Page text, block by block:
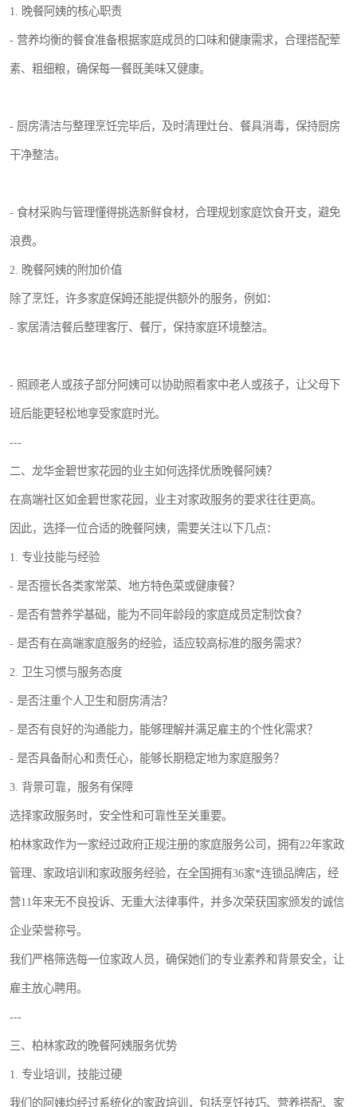
1. 晚餐阿姨的核心职责
- 营养均衡的餐食准备根据家庭成员的口味和健康需求，合理搭配荤
素、粗细粮，确保每一餐既美味又健康。
- 厨房清洁与整理烹饪完毕后，及时清理灶台、餐具消毒，保持厨房
干净整洁。
- 食材采购与管理懂得挑选新鲜食材，合理规划家庭饮食开支，避免
浪费。
2. 晚餐阿姨的附加价值
除了烹饪，许多家庭保姆还能提供额外的服务，例如：
- 家居清洁餐后整理客厅、餐厅，保持家庭环境整洁。
- 照顾老人或孩子部分阿姨可以协助照看家中老人或孩子，让父母下
班后能更轻松地享受家庭时光。
---
二、龙华金碧世家花园的业主如何选择优质晚餐阿姨？
在高端社区如金碧世家花园，业主对家政服务的要求往往更高。
因此，选择一位合适的晚餐阿姨，需要关注以下几点：
1. 专业技能与经验
- 是否擅长各类家常菜、地方特色菜或健康餐？
- 是否有营养学基础，能为不同年龄段的家庭成员定制饮食？
- 是否有在高端家庭服务的经验，适应较高标准的服务需求？
2. 卫生习惯与服务态度
- 是否注重个人卫生和厨房清洁？
- 是否有良好的沟通能力，能够理解并满足雇主的个性化需求？
- 是否具备耐心和责任心，能够长期稳定地为家庭服务？
3. 背景可靠，服务有保障
选择家政服务时，安全性和可靠性至关重要。
柏林家政作为一家经过政府正规注册的家庭服务公司，拥有22年家政
管理、家政培训和家政服务经验，在全国拥有36家*连锁品牌店，经
营11年来无不良投诉、无重大法律事件，并多次荣获国家颁发的诚信
企业荣誉称号。
我们严格筛选每一位家政人员，确保她们的专业素养和背景安全，让
雇主放心聘用。
---
三、柏林家政的晚餐阿姨服务优势
1. 专业培训，技能过硬
我们的阿姨均经过系统化的家政培训，包括烹饪技巧、营养搭配、家